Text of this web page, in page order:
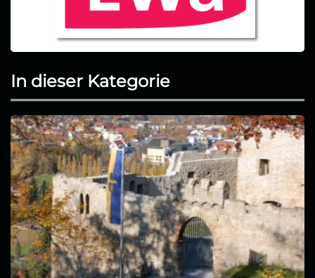
In dieser Kategorie